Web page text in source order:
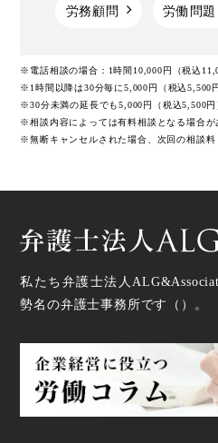
労務顧問 労働問題
※電話相談の場合：1時間10,000円（税込
※1時間以降は30分毎に5,000円（税込5,500
※30分未満の延長でも5,000円（税込5,500円
※相談内容によっては有料相談となる場合が
※無断キャンセルされた場合、次回の相談
私たち弁護士法人
勢名の弁護士事務所です（ ）。